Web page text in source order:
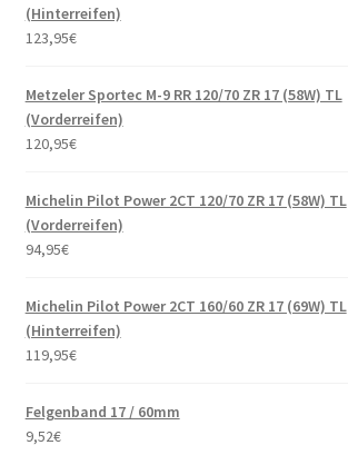
(Hinterreifen)
123,95€
Metzeler Sportec M-9 RR 120/70 ZR 17 (58W) TL
(Vorderreifen)
120,95€
Michelin Pilot Power 2CT 120/70 ZR 17 (58W) TL
(Vorderreifen)
94,95€
Michelin Pilot Power 2CT 160/60 ZR 17 (69W) TL
(Hinterreifen)
119,95€
Felgenband 17 / 60mm
9,52€